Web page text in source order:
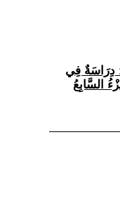
دِرَاسَةٌ فِي
السَّابِعُ